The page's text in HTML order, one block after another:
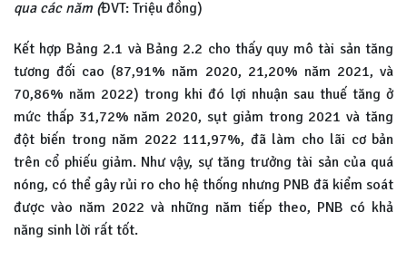
qua các năm (ĐVT: Triệu đồng)
Kết hợp Bảng 2.1 và Bảng 2.2 cho thấy quy mô tài sản tăng
tương đối cao (87,91% năm 2020, 21,20% năm 2021, và
70,86% năm 2022) trong khi đó lợi nhuận sau thuế tăng ở
mức thấp 31,72% năm 2020, sụt giảm trong 2021 và tăng
đột biến trong năm 2022 111,97%, đã làm cho lãi cơ bản
trên cổ phiếu giảm. Như vậy, sự tăng trưởng tài sản của quá
nóng, có thể gây rủi ro cho hệ thống nhưng PNB đã kiểm soát
được vào năm 2022 và những năm tiếp theo, PNB có khả
năng sinh lời rất tốt.